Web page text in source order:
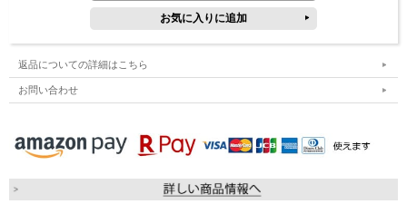
返品についての詳細はこちら
お問い合わせ